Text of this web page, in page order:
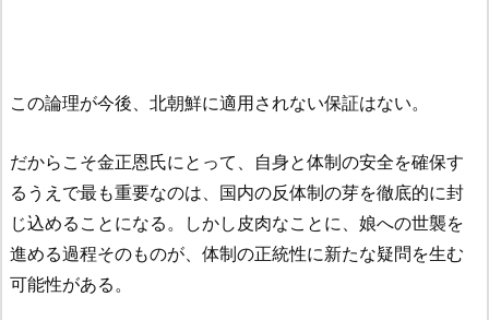
この論理が今後、北朝鮮に適用されない保証はない。
だからこそ金正恩氏にとって、自身と体制の安全を確保す
るうえで最も重要なのは、国内の反体制の芽を徹底的に封
じ込めることになる。しかし皮肉なことに、娘への世襲を
進める過程そのものが、体制の正統性に新たな疑問を生む
可能性がある。